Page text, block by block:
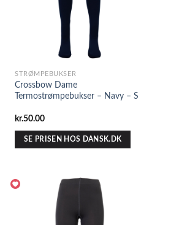
STRØMPEBUKSER
Crossbow Dame
Termostrømpebukser – Navy – S
kr.50.00
SE PRISEN HOS DANSK.DK